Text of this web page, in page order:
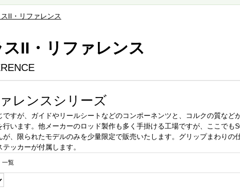
II・リファレンス
II・リファレンス
レンスシリーズ
すが、ガイドやリールシートなどのコンポーネンツと、コルクの質な
います。他メーカーのロッド製作も多く手掛ける工場ですが、ここでも
、限られたモデルのみを少量限定で販売いたします。グリップまわりの
ッカーが付属します。
一覧